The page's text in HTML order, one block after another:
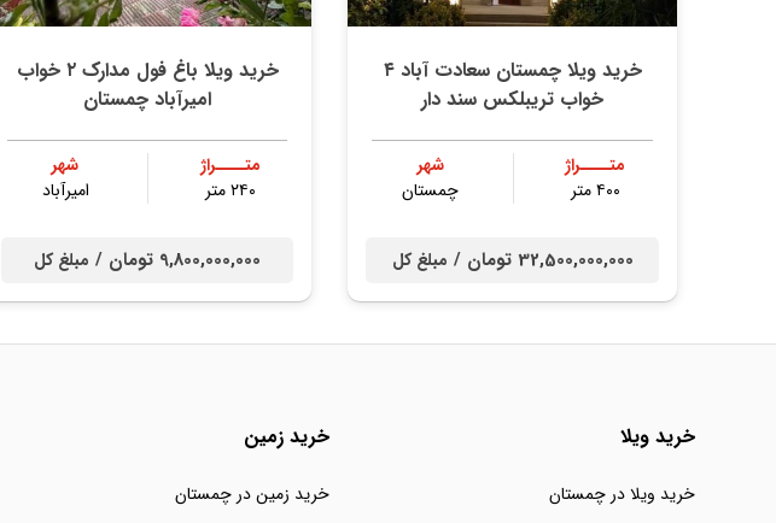
خرید ویلا چمستان سعادت آباد ۴
خواب تریبلکس سند دار
متــــراژ
۴۰۰ متر
شهر
چمستان
32,500,000,000 تومان / مبلغ کل
خرید ویلا باغ فول مدارک ۲ خواب
امیرآباد چمستان
متــــراژ
۲۴۰ متر
شهر
امیرآباد
9,800,000,000 تومان / مبلغ کل
خرید ویلا
خرید ویلا در چمستان
خرید زمین
خرید زمین در چمستان